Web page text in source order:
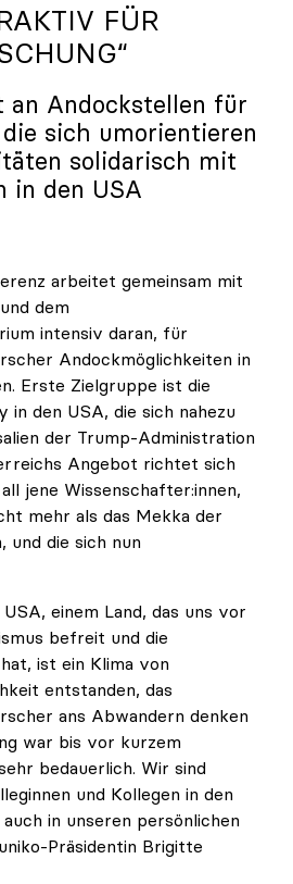
FÜR
an Andockstellen für
sich umorientieren
solidarisch mit
in den USA
arbeitet gemeinsam mit
dem
intensiv daran, für
Andockmöglichkeiten in
Erste Zielgruppe ist die
in den USA, die sich nahezu
der Trump-Administration
Angebot richtet sich
jene Wissenschafter:innen,
mehr als das Mekka der
und die sich nun
einem Land, das uns vor
befreit und die
ist ein Klima von
entstanden, das
ans Abwandern denken
war bis vor kurzem
bedauerlich. Wir sind
und Kollegen in den
in unseren persönlichen
Präsidentin Brigitte